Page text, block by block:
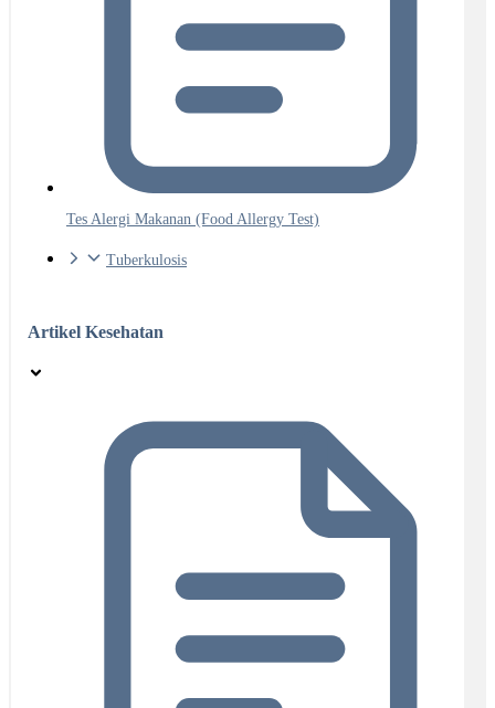
Tes Alergi Makanan (Food Allergy Test)
Tuberkulosis
Artikel Kesehatan